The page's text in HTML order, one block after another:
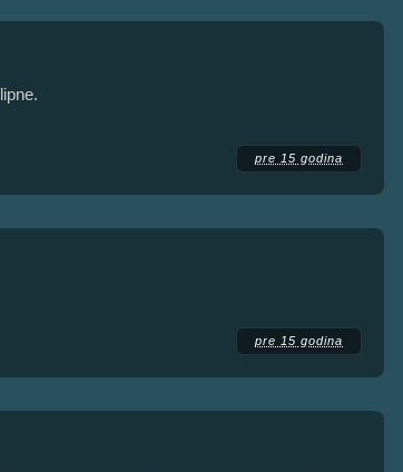
pre 15 godina
pre 15 godina